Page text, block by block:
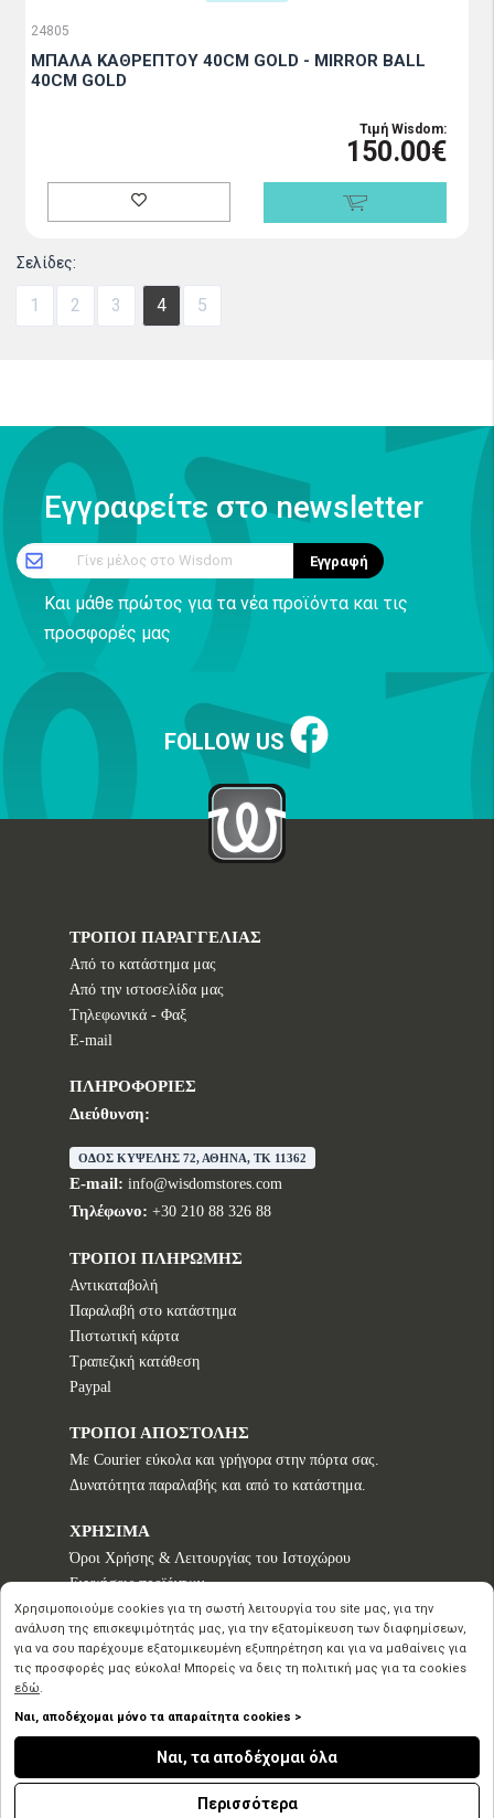
24805
ΜΠΑΛΑ ΚΑΘΡΕΠΤΟΥ 40CM GOLD - MIRROR BALL
40CM GOLD
Τιμή Wisdom:
150.00€
Σελίδες:
1 2 3 4 5
Εγγραφείτε στο newsletter
Γίνε μέλος στο Wisdom Εγγραφή
Και μάθε πρώτος για τα νέα προϊόντα και τις
προσφορές μας
FOLLOW US
ΤΡΟΠΟΙ ΠΑΡΑΓΓΕΛΙΑΣ
Από το κατάστημα μας
Από την ιστοσελίδα μας
Tηλεφωνικά - Φαξ
E-mail
ΠΛΗΡΟΦΟΡΙΕΣ
Διεύθυνση:
ΟΔΟΣ ΚΥΨΕΛΗΣ 72, ΑΘΗΝΑ, TK 11362
E-mail: info@wisdomstores.com
Τηλέφωνο: +30 210 88 326 88
ΤΡΟΠΟΙ ΠΛΗΡΩΜΗΣ
Αντικαταβολή
Παραλαβή στο κατάστημα
Πιστωτική κάρτα
Τραπεζική κατάθεση
Paypal
ΤΡΟΠΟΙ ΑΠΟΣΤΟΛΗΣ
Με Courier εύκολα και γρήγορα στην πόρτα σας.
Δυνατότητα παραλαβής και από το κατάστημα.
ΧΡΗΣΙΜΑ
Όροι Χρήσης & Λειτουργίας του Ιστοχώρου
Εγγυήσεις προϊόντων
Τρόποι παραγγελίας
Πολιτική επιστροφών - Δικαίωμα Υπαναχώρησης
Προστασία Προσωπικών Δεδομένων
Copyright © 2020 2026
Inspirational Creationby Advisable
by Ecommercen
Χρησιμοποιούμε cookies για τη σωστή λειτουργία του site μας, για την
ανάλυση της επισκεψιμότητάς μας, για την εξατομίκευση των διαφημίσεων,
για να σου παρέχουμε εξατομικευμένη εξυπηρέτηση και για να μαθαίνεις για
τις προσφορές μας εύκολα! Μπορείς να δεις τη πολιτική μας για τα cookies
εδώ.
Ναι, αποδέχομαι μόνο τα απαραίτητα cookies >
Ναι, τα αποδέχομαι όλα
Περισσότερα